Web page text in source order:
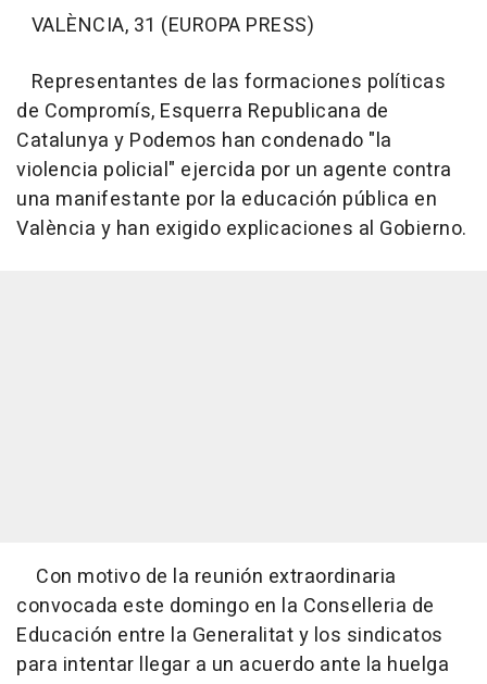
VALÈNCIA, 31 (EUROPA PRESS)
Representantes de las formaciones políticas
de Compromís, Esquerra Republicana de
Catalunya y Podemos han condenado "la
violencia policial" ejercida por un agente contra
una manifestante por la educación pública en
València y han exigido explicaciones al Gobierno.
Con motivo de la reunión extraordinaria
convocada este domingo en la Conselleria de
Educación entre la Generalitat y los sindicatos
para intentar llegar a un acuerdo ante la huelga